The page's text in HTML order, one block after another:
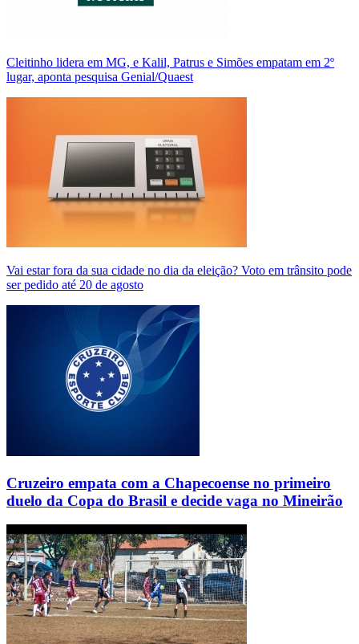
Cleitinho lidera em MG, e Kalil, Patrus e Simões empatam em 2º
lugar, aponta pesquisa Genial/Quaest
Vai estar fora da sua cidade no dia da eleição? Voto em trânsito pode
ser pedido até 20 de agosto
Cruzeiro empata com a Chapecoense no primeiro
duelo da Copa do Brasil e decide vaga no Mineirão